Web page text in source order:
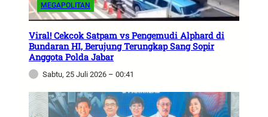
MEGAPOLITAN
Viral! Cekcok Satpam vs Pengemudi Alphard di
Bundaran HI, Berujung Terungkap Sang Sopir
Anggota Polda Jabar
Sabtu, 25 Juli 2026 – 00:41